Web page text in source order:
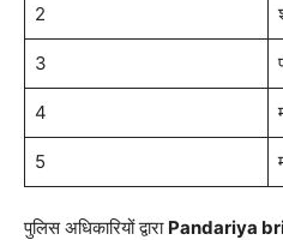
2
3
4
5
पुलिस अधिकारियों द्वारा Pandariya